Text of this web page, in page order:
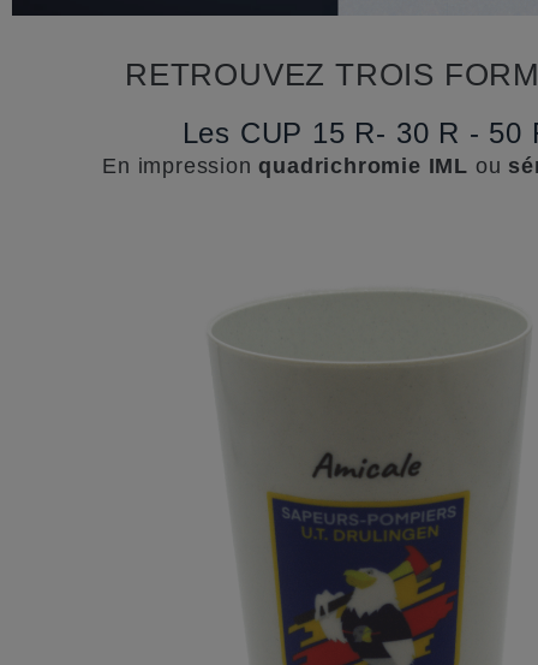
RETROUVEZ TROIS
Les CUP 15 R- 30 R - 50
En impressionquadrichromie IML ou